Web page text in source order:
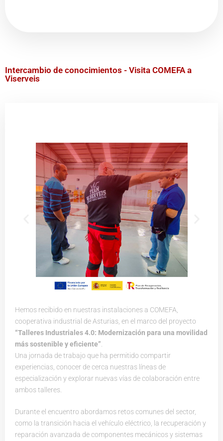
Intercambio de conocimientos - Visita COMEFA a
Viserveis
Hemos recibido en nuestras instalaciones a COMEFA,
cooperativa industrial de Asturias, en el marco del proyecto
“Talleres Industriales 4.0: Modernización para una movilidad
más sostenible y eficiente”.
Una jornada de trabajo que ha permitido compartir
experiencias, conocer de cerca nuestras líneas de
especialización y explorar nuevas vías de colaboración entre
ambos talleres.
Durante el encuentro abordamos retos comunes del sector,
como la transición hacia el vehículo eléctrico, la recuperación y
reparación avanzada de componentes mecánicos y sistemas